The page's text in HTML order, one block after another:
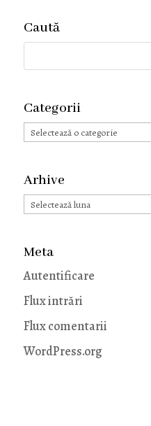
Caută
Categorii
Categorii
Arhive
Arhive
Meta
Autentificare
Flux intrări
Flux comentarii
WordPress.org